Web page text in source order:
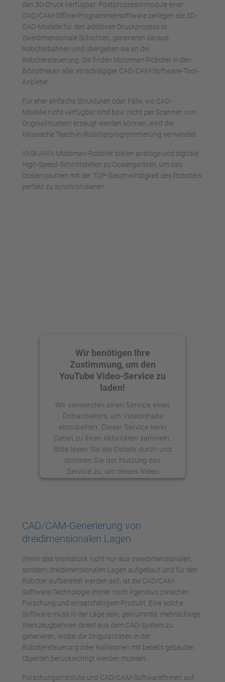
den 3D-Druck verfügbar. Postprozessormodule einer
CAD/CAM-Offline-Programmiersoftware zerlegen die 3D-
CAD-Modelle für den additiven Druckprozess in
zweidimensionale Schichten, generieren daraus
Roboterbahnen und übergeben sie an dei
Robotersteuerung. Sie finden Motoman-Roboter in den
Bibliotheken aller einschlägiger CAD/CAM-Software-Tool-
Anbieter.
Für eher einfache Strukturen oder Fälle, wo CAD-
Modelle nicht verfügbar sind bzw. nicht per Scannen von
Originalmustern erzeugt werden können, wird die
klassische Teach-in-Roboterprogrammierung verwendet.
YASKAWA Motoman-Roboter bieten analoge und digitale
High-Speed-Schnittstellen zu Dosiergeräten, um das
Dosiervolumen mit der TCP-Geschwindigkeit des Roboters
perfekt zu synchronisieren.
Wir benötigen Ihre
Zustimmung, um den
YouTube Video-Service zu
laden!
Wir verwenden einen Service eines
Drittanbieters, um Videoinhalte
einzubetten. Dieser Service kann
Daten zu Ihren Aktivitäten sammeln.
Bitte lesen Sie die Details durch und
stimmen Sie der Nutzung des
Service zu, um dieses Video
anzusehen.
Akzeptieren
Management Platform
CAD/CAM-Generierung von
dreidimensionalen Lagen
Wenn das Werkstück nicht nur aus zweidimensionalen,
sondern dreidimensionalen Lagen aufgebaut und für den
Roboter aufbereitet werden soll, ist die CAD/CAM-
Software-Technologie immer noch irgendwo zwischen
Forschung und einsatzfähigem Produkt. Eine solche
Software muss in der Lage sein, gekrümmte, mehrachsige
Werkzeugbahnen direkt aus dem CAD-System zu
generieren, wobei die Singularitäten in der
Robotersteuerung oder Kollisionen mit bereits gebauten
Objekten berücksichtigt werden müssen.
Forschungsinstitute und CAD/CAM-Softwarefirmen auf